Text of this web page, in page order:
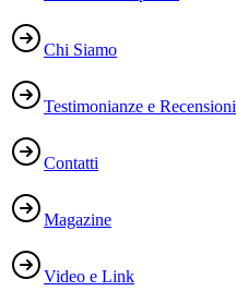
Chi Siamo
Testimonianze e Recensioni
Contatti
Magazine
Video e Link